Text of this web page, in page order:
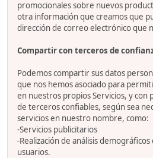
promocionales sobre nuevos
otra información que creamos que
dirección de correo electrónico que
Compartir con terceros de
Podemos compartir sus datos
que nos hemos asociado para
en nuestros propios Servicios, y con
de terceros confiables, según sea
servicios en nuestro nombre, como:
-Servicios publicitarios
-Realización de análisis
usuarios.